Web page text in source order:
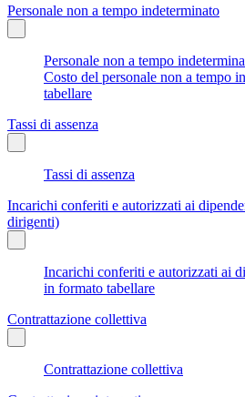
Personale non a tempo indeterminato
Personale non a tempo
Costo del personale non a tempo
tabellare
Tassi di assenza
Tassi di assenza
Incarichi conferiti e autorizzati ai
dirigenti)
Incarichi conferiti e autorizzati ai
in formato tabellare
Contrattazione collettiva
Contrattazione collettiva